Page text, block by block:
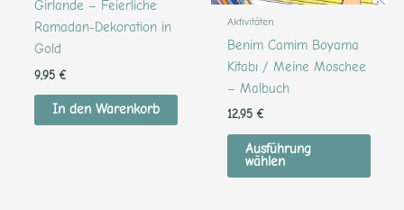
Girlande – Feierliche
Ramadan-Dekoration in
Gold
9,95 €
In den Warenkorb
Aktivitäten
Benim Camim Boyama
Kitabı / Meine Moschee
– Malbuch
12,95 €
Ausführung
wählen